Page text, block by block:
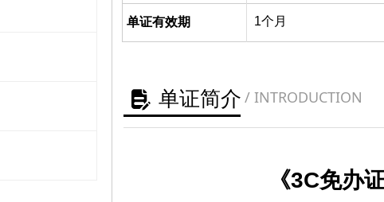
1个月
单证有效期
넖 单证简介 / INTRODUCTION
《3C免办